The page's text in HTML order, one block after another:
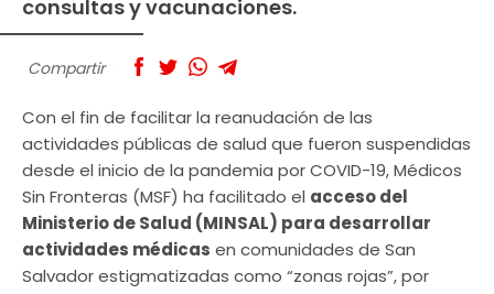
consultas y vacunaciones.
Compartir
Con el fin de facilitar la reanudación de las
actividades públicas de salud que fueron suspendidas
desde el inicio de la pandemia por COVID-19, Médicos
Sin Fronteras (MSF) ha facilitado el acceso del
Ministerio de Salud (MINSAL) para desarrollar
actividades médicas en comunidades de San
Salvador estigmatizadas como “zonas rojas”, por